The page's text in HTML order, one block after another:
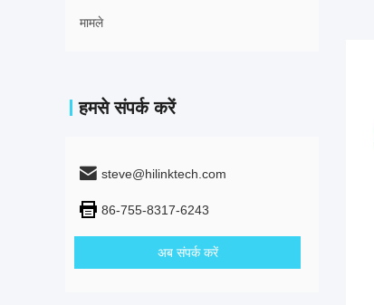
मामले
हमसे संपर्क करें
steve@hilinktech.com
86-755-8317-6243
अब संपर्क करें